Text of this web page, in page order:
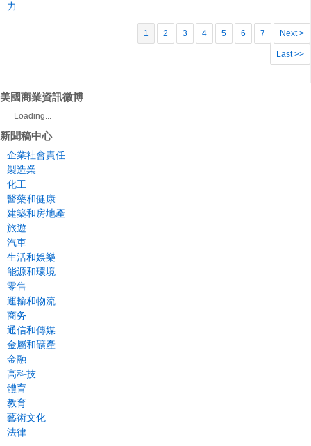
力
1 2 3 4 5 6 7 Next >
Last >>
美國商業資訊微博
Loading...
新聞稿中心
企業社會責任
製造業
化工
醫藥和健康
建築和房地產
旅遊
汽車
生活和娛樂
能源和環境
零售
運輸和物流
商务
通信和傳媒
金屬和礦產
金融
高科技
體育
教育
藝術文化
法律